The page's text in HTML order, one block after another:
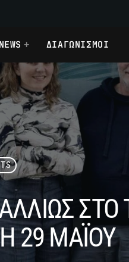
ΔΙΑΓΩΝΙΣΜΟΙ
ΣΤΟ
29 ΜΑΪΟΥ